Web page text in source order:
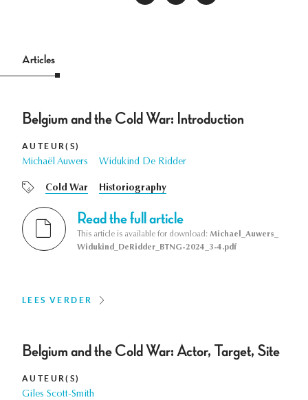
Articles
Belgium and the Cold War: Introduction
AUTEUR(S)
Michaël Auwers Widukind De Ridder
Cold War Historiography
Read the full article
This article is available for download: Michael_Auwers_
Widukind_DeRidder_BTNG-2024_3-4.pdf
LEES VERDER
Belgium and the Cold War: Actor, Target, Site
AUTEUR(S)
Giles Scott-Smith